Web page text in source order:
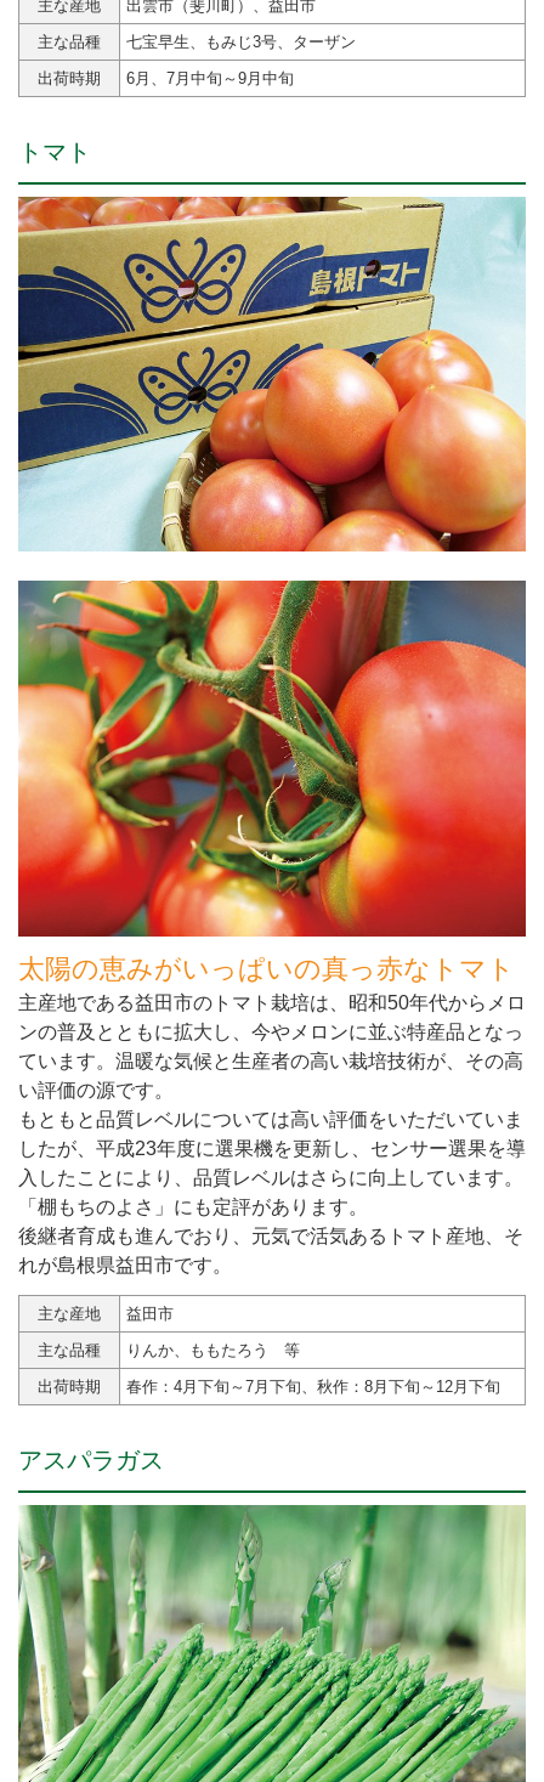
主な産地
出雲市（斐川町）、益田市
主な品種
七宝早生、もみじ3号、ターザン
出荷時期
6月、7月中旬～9月中旬
トマト
太陽の恵みがいっぱいの真っ赤なトマト
主産地である益田市のトマト栽培は、昭和50年代からメロ
ンの普及とともに拡大し、今やメロンに並ぶ特産品となっ
ています。温暖な気候と生産者の高い栽培技術が、その高
い評価の源です。
もともと品質レベルについては高い評価をいただいていま
したが、平成23年度に選果機を更新し、センサー選果を導
入したことにより、品質レベルはさらに向上しています。
「棚もちのよさ」にも定評があります。
後継者育成も進んでおり、元気で活気あるトマト産地、そ
れが島根県益田市です。
主な産地
益田市
主な品種
りんか、ももたろう 等
出荷時期
春作：4月下旬～7月下旬、秋作：8月下旬～12月下旬
アスパラガス